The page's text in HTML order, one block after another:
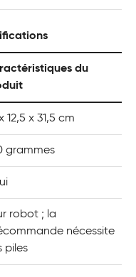
du
12,5 x 31,5 cm
grammes
robot ; la
nécessite
piles